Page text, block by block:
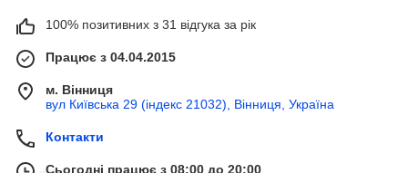
100% позитивних з 31 відгука за рік
Працює з 04.04.2015
м. Вінниця
вул Київська 29 (індекс 21032), Вінниця, Україна
Контакти
Сьогодні працює з 08:00 до 20:00